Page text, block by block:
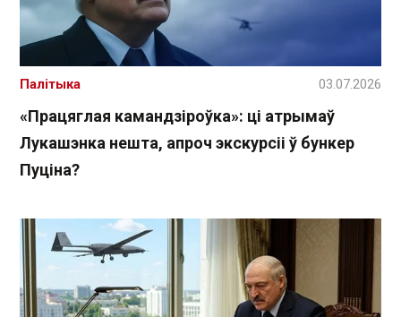
«Працяглая камандзіроўка»: ці атрымаў
Лукашэнка нешта, апроч экскурсіі ў бункер
Пуціна?
Палітыка 03.07.2026